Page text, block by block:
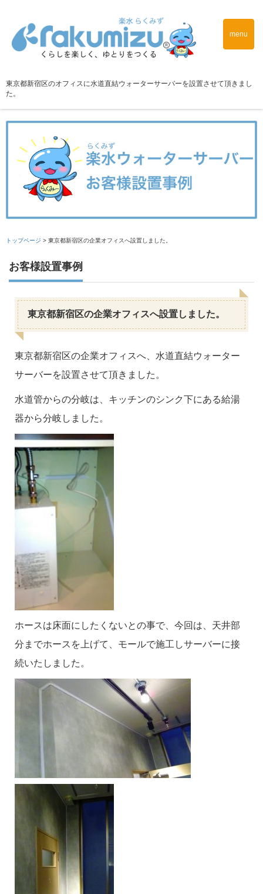
menu
東京都新宿区のオフィスに水道直結ウォーターサーバーを設置させて頂きまし
た。
トップページ > 東京都新宿区の企業オフィスへ設置しました。
お客様設置事例
東京都新宿区の企業オフィスへ設置しました。
東京都新宿区の企業オフィスへ、水道直結ウォーター
サーバーを設置させて頂きました。
水道管からの分岐は、キッチンのシンク下にある給湯
器から分岐しました。
ホースは床面にしたくないとの事で、今回は、天井部
分までホースを上げて、モールで施工しサーバーに接
続いたしました。